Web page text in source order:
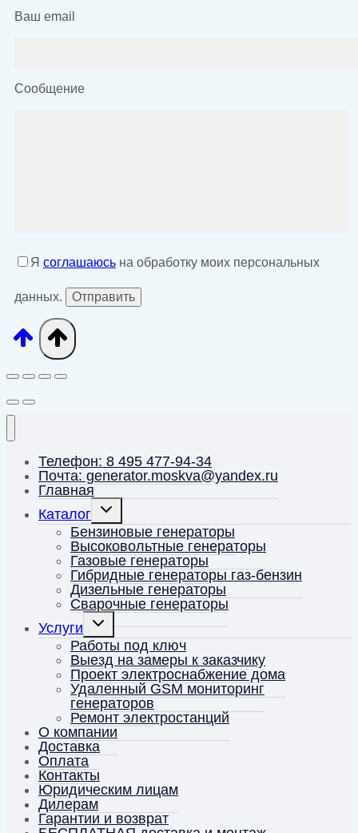
Ваш email
Сообщение
Я соглашаюсь на обработку моих персональных
данных.
Телефон: 8 495 477-94-34
Почта: generator.moskva@yandex.ru
Главная
Каталог
Переключить
дочернее
меню
Бензиновые генераторы
Высоковольтные генераторы
Газовые генераторы
Гибридные генераторы газ-бензин
Дизельные генераторы
Сварочные генераторы
Услуги
Переключить
дочернее
меню
Работы под ключ
Выезд на замеры к заказчику
Проект электроснабжение дома
Удаленный GSM мониторинг
генераторов
Ремонт электростанций
О компании
Доставка
Оплата
Контакты
Юридическим лицам
Дилерам
Гарантии и возврат